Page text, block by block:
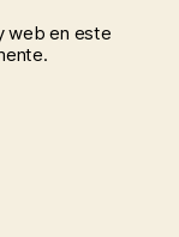
web en este